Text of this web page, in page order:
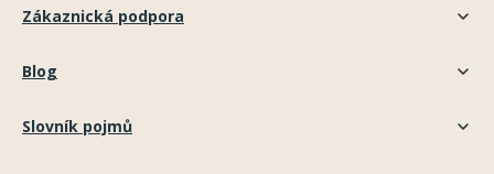
Zákaznická podpora
Blog
Slovník pojmů